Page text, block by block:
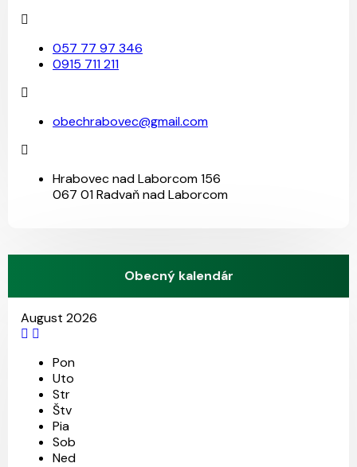
057 77 97 346
0915 711 211
obechrabovec@gmail.com
Hrabovec nad Laborcom 156
067 01 Radvaň nad Laborcom
Obecný kalendár
August 2026
Pon
Uto
Str
Štv
Pia
Sob
Ned